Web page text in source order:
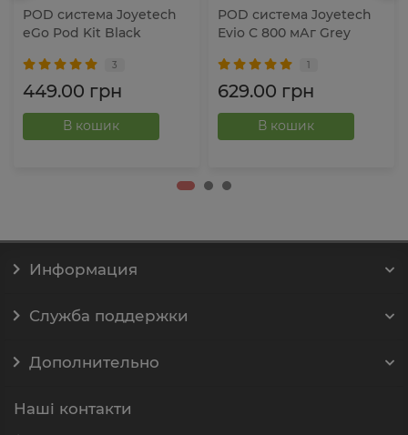
POD система Joyetech
eGo Pod Kit Black
3
449.00 грн
В кошик
POD система Joyetech
Evio C 800 мАг Grey
1
629.00 грн
В кошик
Информация
Служба поддержки
Дополнительно
Наші контакти